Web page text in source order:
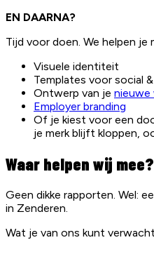
EN DAARNA?
Tijd voor doen. We helpen je
Visuele identiteit
Templates voor social &
Ontwerp van je nieuwe
Employer branding
Of je kiest voor een
je merk blijft kloppen,
Waar helpen wij mee?
Geen dikke rapporten. Wel:
in Zenderen
Wat je van ons kunt